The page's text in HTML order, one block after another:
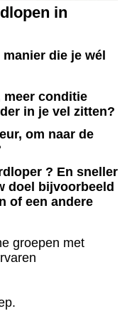
in
die je wél
meer conditie
in je vel zitten?
om naar de
? En sneller
doel bijvoorbeeld
of een andere
groepen met